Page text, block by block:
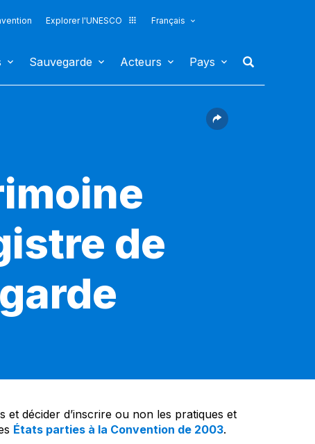
Explorer l'UNESCO
Français
Sauvegarde Acteurs Pays
de
décider d’inscrire ou non les pratiques et
États parties à la Convention de 2003.